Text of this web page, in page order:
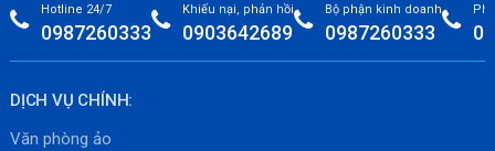
Hotline 24/7
0987260333
Khiếu nại, phản hồi
0903642689
Bộ phận kinh doanh
0987260333
DỊCH VỤ CHÍNH:
Văn phòng ảo